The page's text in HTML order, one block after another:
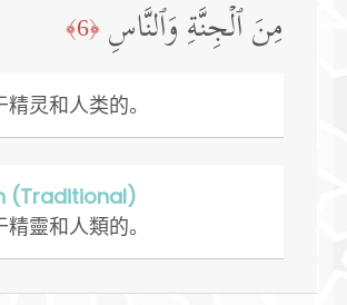
مِنَ ٱلۡجِنَّةِ وَٱلنَّاسِ ﴿6﴾
灵和人类的。
(Traditional)
靈和人類的。